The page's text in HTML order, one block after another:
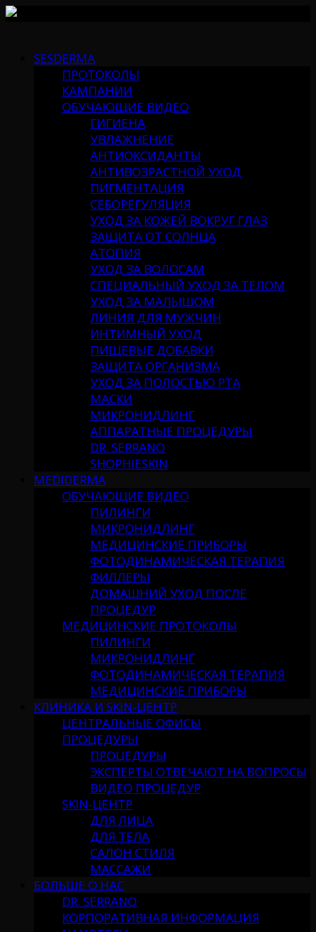
contentSESDERMA
ПРОТОКОЛЫ
КАМПАНИИ
ОБУЧАЮЩИЕ ВИДЕО
ГИГИЕНА
УВЛАЖНЕНИЕ
АНТИОКСИДАНТЫ
АНТИВОЗРАСТНОЙ УХОД
ПИГМЕНТАЦИЯ
СЕБОРЕГУЛЯЦИЯ
УХОД ЗА КОЖЕЙ ВОКРУГ ГЛАЗ
ЗАЩИТА ОТ СОЛНЦА
АТОПИЯ
УХОД ЗА ВОЛОСАМ
СПЕЦИАЛЬНЫЙ УХОД ЗА ТЕЛОМ
УХОД ЗА МАЛЫШОМ
ЛИНИЯ ДЛЯ МУЖЧИН
ИНТИМНЫЙ УХОД
ПИЩЕВЫЕ ДОБАВКИ
ЗАЩИТА ОРГАНИЗМА
УХОД ЗА ПОЛОСТЬЮ РТА
МАСКИ
МИКРОНИДЛИНГ
АППАРАТНЫЕ ПРОЦЕДУРЫ
DR. SERRANO
SHOPHIESKIN
MEDIDERMA
ОБУЧАЮЩИЕ ВИДЕО
ПИЛИНГИ
МИКРОНИДЛИНГ
МЕДИЦИНСКИЕ ПРИБОРЫ
ФОТОДИНАМИЧЕСКАЯ ТЕРАПИЯ
ФИЛЛЕРЫ
ДОМАШНИЙ УХОД ПОСЛЕ
ПРОЦЕДУР
МЕДИЦИНСКИЕ ПРОТОКОЛЫ
ПИЛИНГИ
МИКРОНИДЛИНГ
ФОТОДИНАМИЧЕСКАЯ ТЕРАПИЯ
МЕДИЦИНСКИЕ ПРИБОРЫ
КЛИНИКА И SKIN-ЦЕНТР
ЦЕНТРАЛЬНЫЕ ОФИСЫ
ПРОЦЕДУРЫ
ПРОЦЕДУРЫ
ЭКСПЕРТЫ ОТВЕЧАЮТ НА ВОПРОСЫ
ВИДЕО ПРОЦЕДУР
SKIN-ЦЕНТР
ДЛЯ ЛИЦА
ДЛЯ ТЕЛА
САЛОН СТИЛЯ
МАССАЖИ
БОЛЬШЕ О НАС
DR. SERRANO
КОРПОРАТИВНАЯ ИНФОРМАЦИЯ